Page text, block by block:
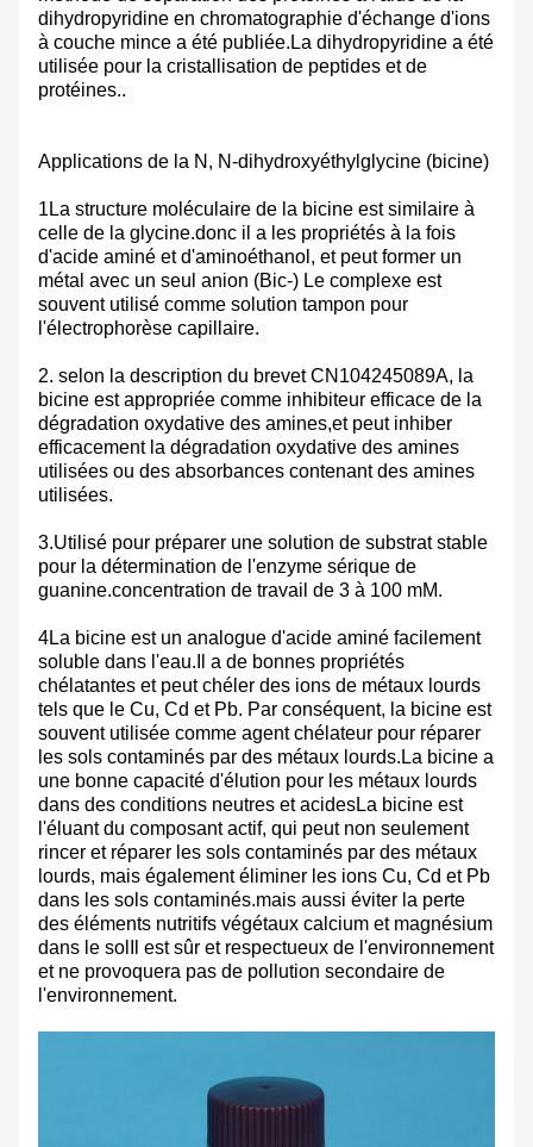
dihydropyridine en chromatographie d'échange d'ions
à couche mince a été publiée.La dihydropyridine a été
utilisée pour la cristallisation de peptides et de
protéines..
Applications de la N, N-dihydroxyéthylglycine (bicine)
1La structure moléculaire de la bicine est similaire à
celle de la glycine.donc il a les propriétés à la fois
d'acide aminé et d'aminoéthanol, et peut former un
métal avec un seul anion (Bic-) Le complexe est
souvent utilisé comme solution tampon pour
l'électrophorèse capillaire.
2. selon la description du brevet CN104245089A, la
bicine est appropriée comme inhibiteur efficace de la
dégradation oxydative des amines,et peut inhiber
efficacement la dégradation oxydative des amines
utilisées ou des absorbances contenant des amines
utilisées.
3.Utilisé pour préparer une solution de substrat stable
pour la détermination de l'enzyme sérique de
guanine.concentration de travail de 3 à 100 mM.
4La bicine est un analogue d'acide aminé facilement
soluble dans l'eau.Il a de bonnes propriétés
chélatantes et peut chéler des ions de métaux lourds
tels que le Cu, Cd et Pb. Par conséquent, la bicine est
souvent utilisée comme agent chélateur pour réparer
les sols contaminés par des métaux lourds.La bicine a
une bonne capacité d'élution pour les métaux lourds
dans des conditions neutres et acidesLa bicine est
l'éluant du composant actif, qui peut non seulement
rincer et réparer les sols contaminés par des métaux
lourds, mais également éliminer les ions Cu, Cd et Pb
dans les sols contaminés.mais aussi éviter la perte
des éléments nutritifs végétaux calcium et magnésium
dans le solIl est sûr et respectueux de l'environnement
et ne provoquera pas de pollution secondaire de
l'environnement.